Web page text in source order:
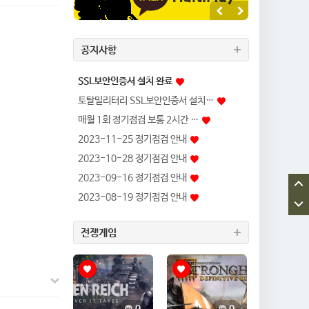
공지사항
SSL보안인증서 설치 완료
토탈밀리터리 SSL보안인증서 설치…
매월 1회 정기점검 보통 2시간 …
2023-11-25 정기점검 안내
2023-10-28 정기점검 안내
2023-09-16 정기점검 안내
2023-08-19 정기점검 안내
전쟁게임